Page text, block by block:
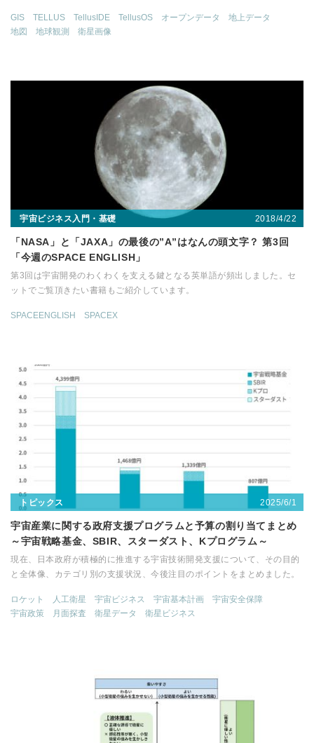
GIS TELLUS TellusIDE TellusOS オープンデータ
地上データ
地図
地球観測 衛星画像
宇宙ビジネス入門・基礎 2018/4/22
「NASA」と「JAXA」の最後の”A”はなんの頭文字？ 第3回
「今週のSPACE ENGLISH」
第3回は宇宙開発のわくわくを支える鍵となる英単語が頻出しました。セ
ットでご覧頂きたい書籍もご紹介しています。
SPACEENGLISH SPACEX
トピックス 2025/6/1
宇宙産業に関する政府支援プログラムと予算の割り当てまとめ
～宇宙戦略基金、SBIR、スターダスト、Kプログラム～
現在、日本政府が積極的に推進する宇宙技術開発支援について、その目的
と全体像、カテゴリ別の支援状況、今後注目のポイントをまとめました。
ロケット 人工衛星 宇宙ビジネス 宇宙基本計画
宇宙安全保障
宇宙政策
月面探査 衛星データ 衛星ビジネス